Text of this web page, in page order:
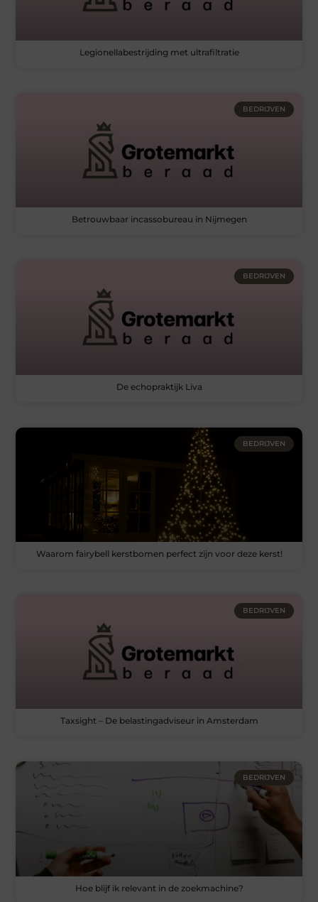
Legionellabestrijding met ultrafiltratie
BEDRIJVEN
Betrouwbaar incassobureau in Nijmegen
BEDRIJVEN
De echopraktijk Liva
BEDRIJVEN
Waarom fairybell kerstbomen perfect zijn voor deze kerst!
BEDRIJVEN
Taxsight – De belastingadviseur in Amsterdam
BEDRIJVEN
Hoe blijf ik relevant in de zoekmachine?